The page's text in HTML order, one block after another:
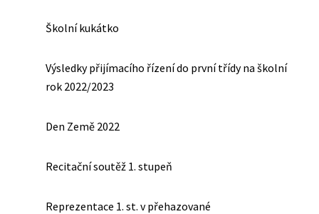
Školní kukátko
Výsledky přijímacího řízení do první třídy na školní
rok 2022/2023
Den Země 2022
Recitační soutěž 1. stupeň
Reprezentace 1. st. v přehazované